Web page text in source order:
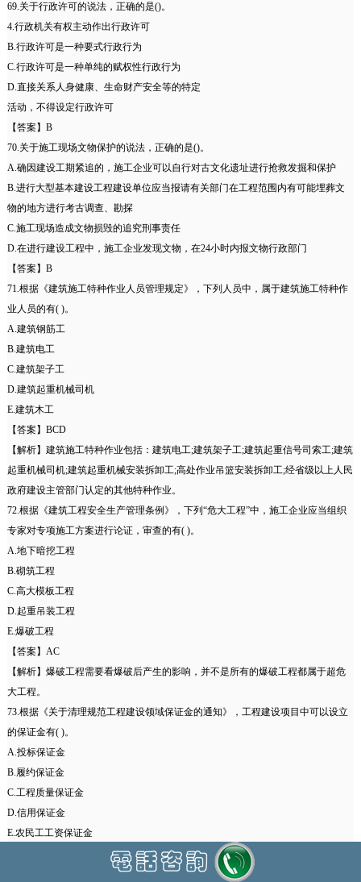
69.关于行政许可的说法，正确的是()。
4.行政机关有权主动作出行政许可
B.行政许可是一种要式行政行为
C.行政许可是一种单纯的赋权性行政行为
D.直接关系人身健康、生命财产安全等的特定
活动，不得设定行政许可
【答案】B
70.关于施工现场文物保护的说法，正确的是()。
A.确因建设工期紧追的，施工企业可以自行对古文化遗址进行抢救发掘和保护
B.进行大型基本建设工程建设单位应当报请有关部门在工程范围内有可能埋葬文
物的地方进行考古调查、勘探
C.施工现场造成文物损毁的追究刑事责任
D.在进行建设工程中，施工企业发现文物，在24小时内报文物行政部门
【答案】B
71.根据《建筑施工特种作业人员管理规定》，下列人员中，属于建筑施工特种作
业人员的有( )。
A.建筑钢筋工
B.建筑电工
C.建筑架子工
D.建筑起重机械司机
E.建筑木工
【答案】BCD
【解析】建筑施工特种作业包括：建筑电工;建筑架子工;建筑起重信号司索工;建筑
起重机械司机;建筑起重机械安装拆卸工;高处作业吊篮安装拆卸工;经省级以上人民
政府建设主管部门认定的其他特种作业。
72.根据《建筑工程安全生产管理条例》，下列“危大工程”中，施工企业应当组织
专家对专项施工方案进行论证，审查的有( )。
A.地下暗挖工程
B.砌筑工程
C.高大模板工程
D.起重吊装工程
E.爆破工程
【答案】AC
【解析】爆破工程需要看爆破后产生的影响，并不是所有的爆破工程都属于超危
大工程。
73.根据《关于清理规范工程建设领域保证金的通知》，工程建设项目中可以设立
的保证金有( )。
A.投标保证金
B.履约保证金
C.工程质量保证金
D.信用保证金
E.农民工工资保证金
【解析】除依法依规设立的投标保证金、履约保证金、工程质量保证金、农民工